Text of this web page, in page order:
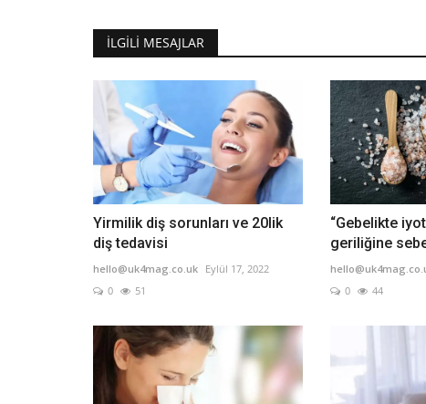
İLGILI MESAJLAR
Yirmilik diş sorunları ve 20lik
diş tedavisi
hello@uk4mag.co.uk Eylül 17, 2022
0
51
“Gebelikte
geriliğine
0
44